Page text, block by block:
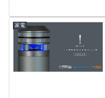
家電